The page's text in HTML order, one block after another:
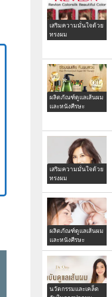
เสริมความมั่นใจด้วย
ทรงผม
ผลิตภัณฑ์ดูแลเส้นผม
และหนังศีรษะ
เสริมความมั่นใจด้วย
ทรงผม
ผลิตภัณฑ์ดูแลเส้นผม
และหนังศีรษะ
นวัตกรรมและเคล็ด